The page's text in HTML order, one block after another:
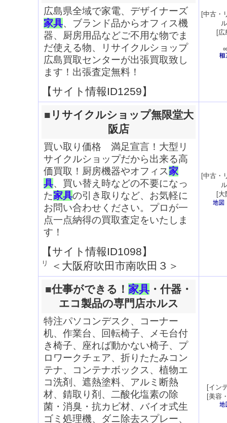
広島県全域で家電、デザイナーズ
家具、ブランド品からオフィス機
器、厨房用品などご不用な物でま
だ使える物、リサイクルショップ
広島買取センターが出張買取致し
ます！出張査定無料！
【サイト情報ID1259】
[中古・
ル
[広
∞
■ リサイクルショップ無限堂大
阪店
買い取り価格 満足宣言！大型リ
サイクルショップだから出来る高
価買取！厨房機器やオフィス家
具、買い替え時などの不要になっ
た家具の引き取りなど、お気軽に
お問い合わせください。プロが一
点一点納得の買取査定をいたしま
す！
【サイト情報ID1098】
＜ 大阪府吹田市南吹田３ ＞
[中古・
ル
[大
■仕事ができる！ 家具 ・什器・
エコ製品の専門店ホルス
特注パソコンデスク、コーナー
机、作業台、回転椅子、メモ台付
き椅子、座れば動かない椅子、プ
ロワークチェア、折りたたみコン
テナ、コンテナボックス、植物エ
コ洗剤、遮熱塗料、アルミ断熱
材、錆取り剤、二酸化塩素の除
菌・消臭・抗カビ材、バイオ式生
ゴミ処理機、ダニ除去スプレー、
[イン
[美容